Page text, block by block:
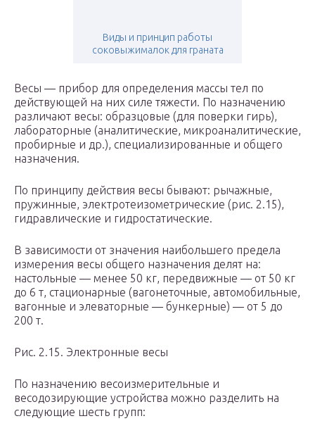
Виды и принцип работы
соковыжималок для граната
Весы — прибор для определения массы тел по
действующей на них силе тяжести. По назначению
различают весы: образцовые (для поверки гирь),
лабораторные (аналитические, микроаналитические,
пробирные и др.), специализированные и общего
назначения.
По принципу действия весы бывают: рычажные,
пружинные, электротеизометрические (рис. 2.15),
гидравлические и гидростатические.
В зависимости от значения наибольшего предела
измерения весы общего назначения делят на:
настольные — менее 50 кг, передвижные — от 50 кг
до 6 т, стационарные (вагонеточные, автомобильные,
вагонные и элеваторные — бункерные) — от 5 до
200 т.
Рис. 2.15. Электронные весы
По назначению весоизмерительные и
весодозирующие устройства можно разделить на
следующие шесть групп: